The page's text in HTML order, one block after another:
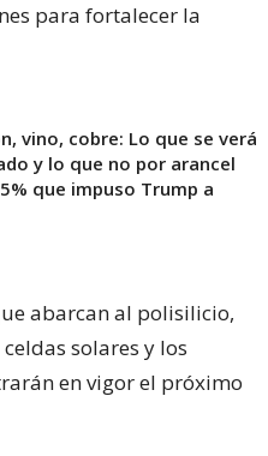
para fortalecer la
vino, cobre: Lo que se verá
y lo que no por arancel
que impuso Trump a
abarcan al polisilicio,
solares y los
en vigor el próximo